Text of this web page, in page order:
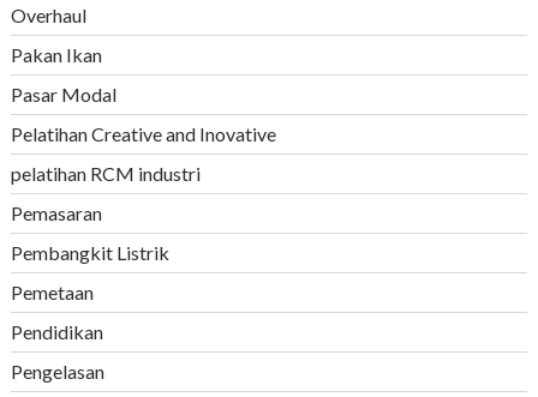
Overhaul
Pakan Ikan
Pasar Modal
Pelatihan Creative and Inovative
pelatihan RCM industri
Pemasaran
Pembangkit Listrik
Pemetaan
Pendidikan
Pengelasan